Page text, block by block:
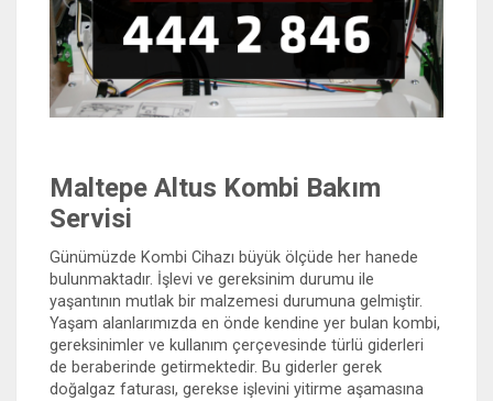
Maltepe Altus Kombi Bakım
Servisi
Günümüzde Kombi Cihazı büyük ölçüde her hanede
bulunmaktadır. İşlevi ve gereksinim durumu ile
yaşantının mutlak bir malzemesi durumuna gelmiştir.
Yaşam alanlarımızda en önde kendine yer bulan kombi,
gereksinimler ve kullanım çerçevesinde türlü giderleri
de beraberinde getirmektedir. Bu giderler gerek
doğalgaz faturası, gerekse işlevini yitirme aşamasına